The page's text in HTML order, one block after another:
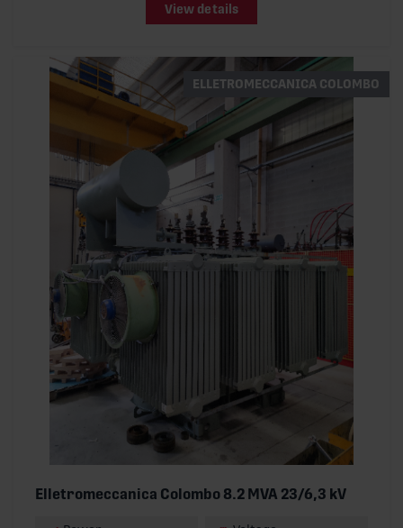
View details
ELLETROMECCANICA COLOMBO
Elletromeccanica Colombo 8.2 MVA 23/6,3 kV